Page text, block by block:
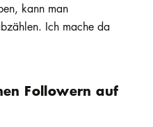
kann man
Ich mache da
Followern auf